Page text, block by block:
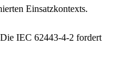
Einsatzkontexts.
IEC 62443-4-2 fordert